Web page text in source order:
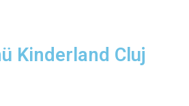
Kinderland Cluj